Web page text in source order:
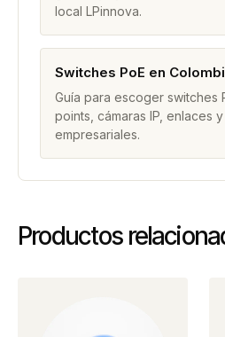
local LPinnova.
Switches PoE en
Guía para escoger switches
points, cámaras IP, enlaces
empresariales.
Productos